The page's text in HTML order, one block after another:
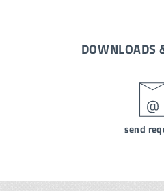
DOWNLOADS
send